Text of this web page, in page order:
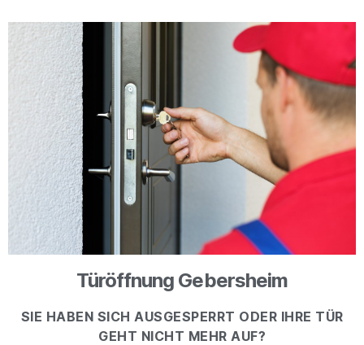
Türöffnung Gebersheim
SIE HABEN SICH AUSGESPERRT ODER IHRE TÜR
GEHT NICHT MEHR AUF?